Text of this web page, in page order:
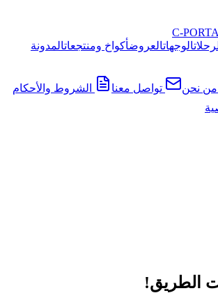
C-
الوجهاتالعروضأكواخ ومنتجعاتالمدونة
من نحن تواصل معنا
الشروط والأحكام
الطريق!